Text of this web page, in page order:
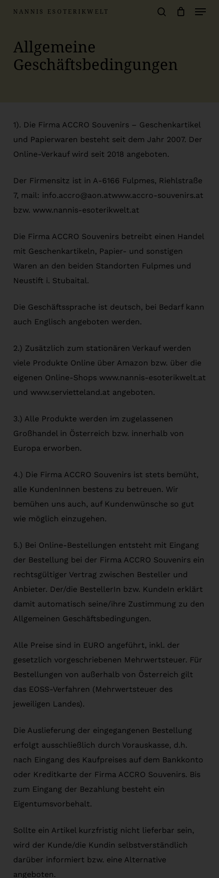
content
NANNIS ESOTERIKWELT
Menu
Allgemeine
Geschäftsbedingungen
1). Die Firma ACCRO Souvenirs – Geschenkartikel
und Papierwaren besteht seit dem Jahr 2007. Der
Online-Verkauf wird seit 2018 angeboten.
Der Firmensitz ist in A-6166 Fulpmes, Riehlstraße
7, mail: info.accro@aon.atwww.accro-souvenirs.at
bzw. www.nannis-esoterikwelt.at
Die Firma ACCRO Souvenirs betreibt einen Handel
mit Geschenkartikeln, Papier- und sonstigen
Waren an den beiden Standorten Fulpmes und
Neustift i. Stubaital.
Die Geschäftssprache ist deutsch, bei Bedarf kann
auch Englisch angeboten werden.
2.) Zusätzlich zum stationären Verkauf werden
viele Produkte Online über Amazon bzw. über die
eigenen Online-Shops www.nannis-esoterikwelt.at
und www.servietteland.at angeboten.
3.) Alle Produkte werden im zugelassenen
Großhandel in Österreich bzw. innerhalb von
Europa erworben.
4.) Die Firma ACCRO Souvenirs ist stets bemüht,
alle KundenInnen bestens zu betreuen. Wir
bemühen uns auch, auf Kundenwünsche so gut
wie möglich einzugehen.
5.) Bei Online-Bestellungen entsteht mit Eingang
der Bestellung bei der Firma ACCRO Souvenirs ein
rechtsgültiger Vertrag zwischen Besteller und
Anbieter. Der/die BestellerIn bzw. KundeIn erklärt
damit automatisch seine/ihre Zustimmung zu den
Allgemeinen Geschäftsbedingungen.
Alle Preise sind in EURO angeführt, inkl. der
gesetzlich vorgeschriebenen Mehrwertsteuer. Für
Bestellungen von außerhalb von Österreich gilt
das EOSS-Verfahren (Mehrwertsteuer des
jeweiligen Landes).
Die Auslieferung der eingegangenen Bestellung
erfolgt ausschließlich durch Vorauskasse, d.h.
nach Eingang des Kaufpreises auf dem Bankkonto
oder Kreditkarte der Firma ACCRO Souvenirs. Bis
zum Eingang der Bezahlung besteht ein
Eigentumsvorbehalt.
Sollte ein Artikel kurzfristig nicht lieferbar sein,
wird der Kunde/die Kundin selbstverständlich
darüber informiert bzw. eine Alternative
angeboten.